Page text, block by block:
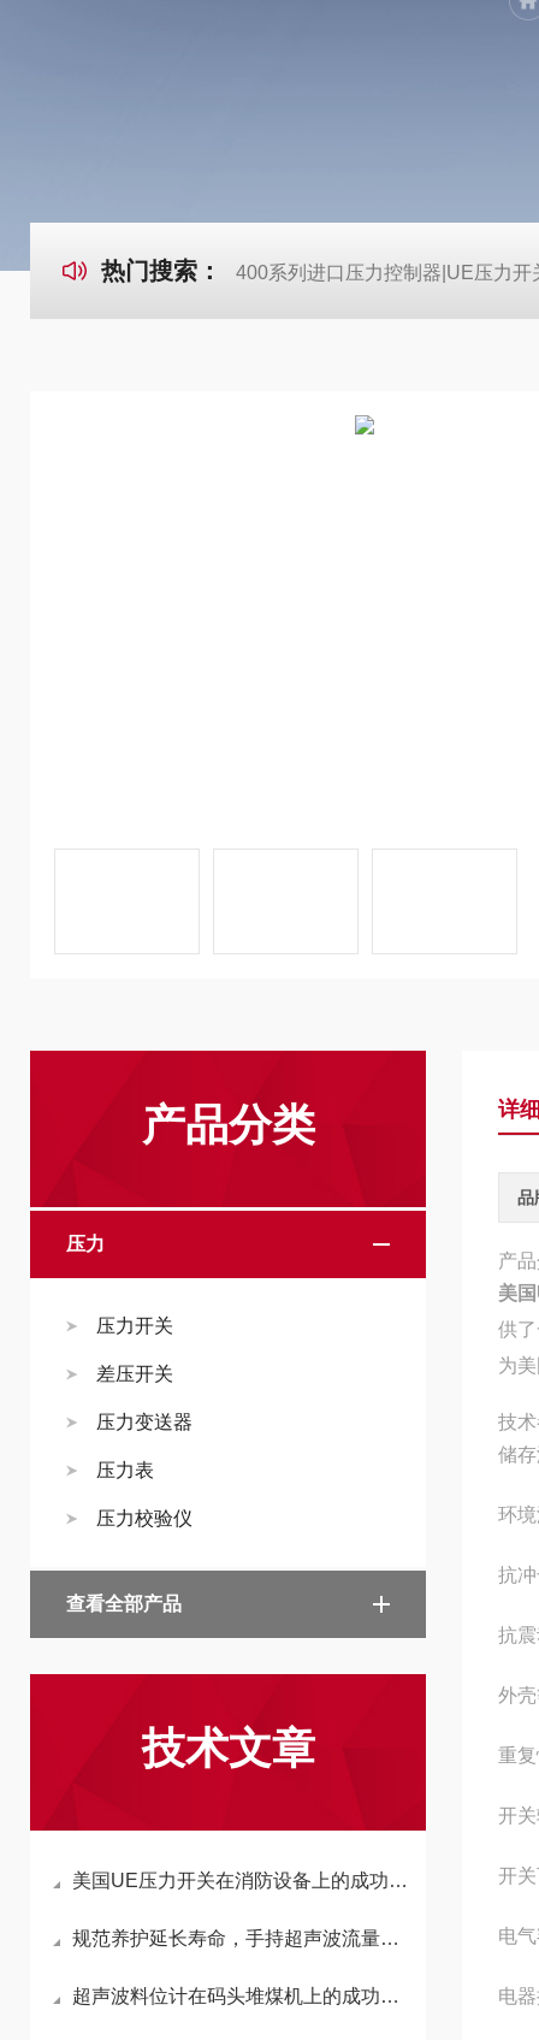
热门搜索： 400系列进口压力控制器|UE压力开
产品分类
压力
压力开关
差压开关
压力变送器
压力表
压力校验仪
查看全部产品
技术文章
美国UE压力开关在消防设备上的成功应用
规范养护延长寿命，手持超声波流量计维护指南
超声波料位计在码头堆煤机上的成功应用
详
品
产
美
供
为
技
储存
环境
抗
抗
外
重
开
开
电
电